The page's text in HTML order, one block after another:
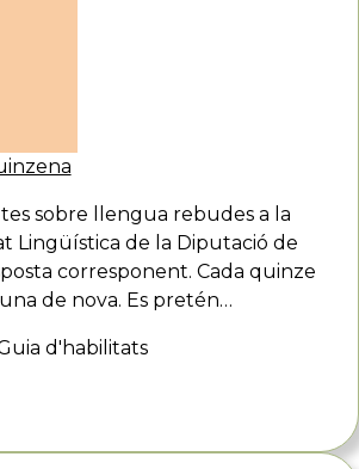
sobre llengua rebudes a la
Lingüística de la Diputació de
corresponent. Cada quinze
de nova. Es pretén…
d'habilitats